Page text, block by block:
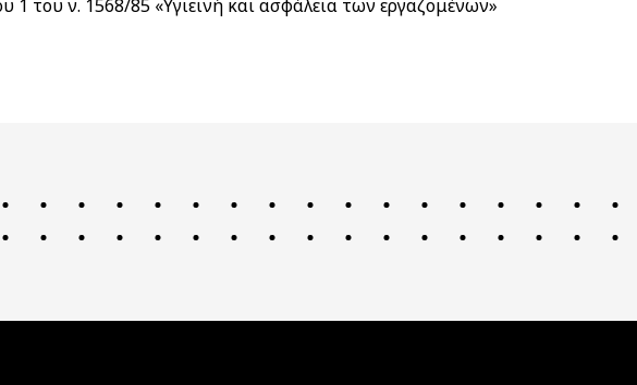
1 του ν. 1568/85 «Υγιεινή και ασφάλεια των εργαζομένων»